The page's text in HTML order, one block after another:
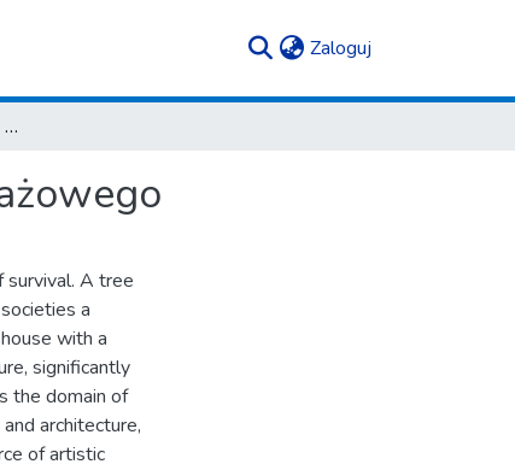
Zaloguj
Natura a sztuka. Aspekty i dylematy malarstwa pejzażowego
survival. A tree
a
with a
significantly
the domain of
architecture,
of artistic